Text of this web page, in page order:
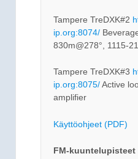
Tampere TreDXK#2
ip.org:8074/
830m@278°, 1115-
Tampere TreDXK#3
ip.org:8075/Active
amplifier
Käyttöohjeet (PDF)
FM-kuuntelupisteet